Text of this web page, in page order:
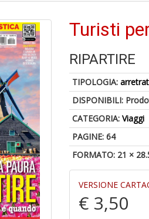
Turisti
RIPARTIRE
TIPOLOGIA:
DISPONIBILI:
CATEGORIA:Viaggi
PAGINE: 64
FORMATO: 21 ×
VERSIONE
€ 3,50